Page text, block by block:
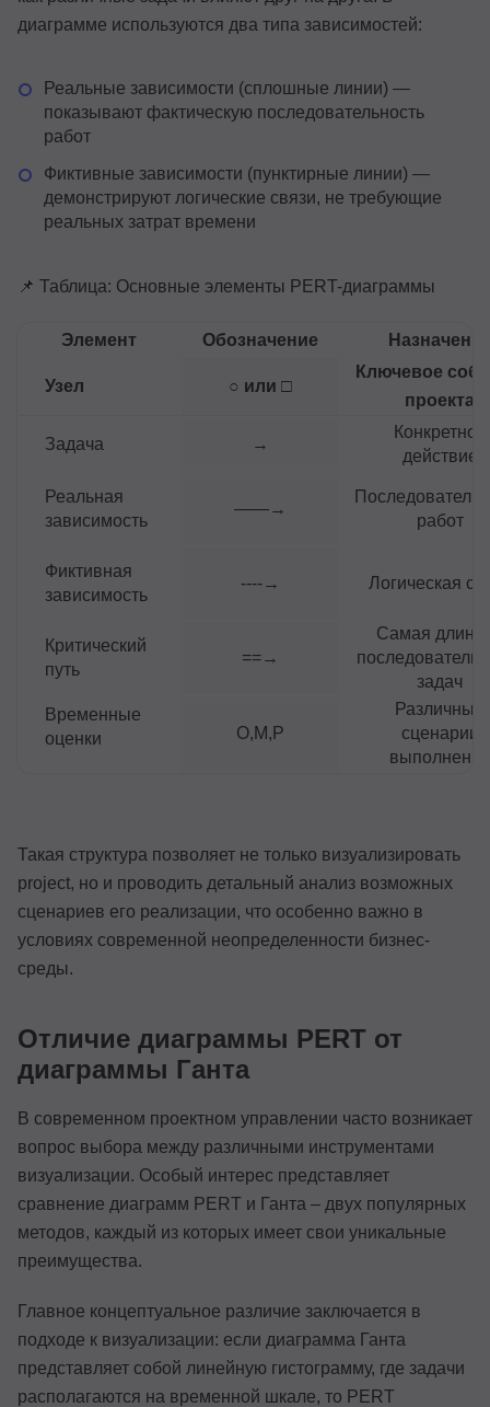
диаграмме используются два типа зависимостей:
Реальные зависимости (сплошные линии) —
показывают фактическую последовательность
работ
Фиктивные зависимости (пунктирные линии) —
демонстрируют логические связи, не требующие
реальных затрат времени
📌 Таблица: Основные элементы PERT-диаграммы
Элемент Обозначение
Узел ○ или □
Ключевое
проекта
Задача →
Конкретное
действие
Реальная
зависимость
――→
работ
Фиктивная
зависимость
----→ Логическая
Критический
путь
==→
Самая
задач
Временные
оценки
O,M,P
Различные
сценарии
выполнения
Такая структура позволяет не только визуализировать
project, но и проводить детальный анализ возможных
сценариев его реализации, что особенно важно в
условиях современной неопределенности бизнес-
среды.
Отличие диаграммы PERT от
диаграммы Ганта
В современном проектном управлении часто возникает
вопрос выбора между различными инструментами
визуализации. Особый интерес представляет
сравнение диаграмм PERT и Ганта – двух популярных
методов, каждый из которых имеет свои уникальные
преимущества.
Главное концептуальное различие заключается в
подходе к визуализации: если диаграмма Ганта
представляет собой линейную гистограмму, где задачи
располагаются на временной шкале, то PERT